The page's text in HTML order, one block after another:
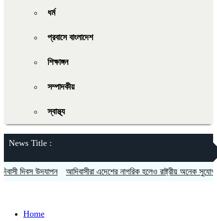
ধর্ম
প্রবাসে বাংলাদেশ
শিক্ষাঙ্গন
সম্পাদকীয়
স্বাস্থ্য
News Title :
দিবস উদযাপন আদিবাসীরা এদেশের নাগরিক হলেও রাষ্ট্রীয় অনেক সুযোগ
Home